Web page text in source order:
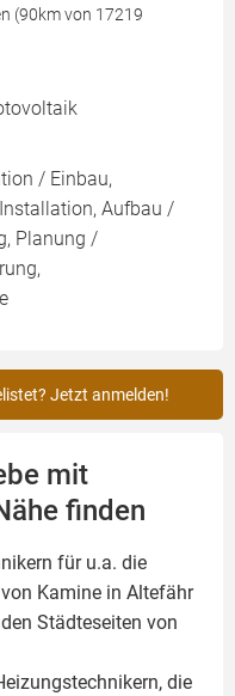
(90km von 17219
/ Einbau,
Aufbau /
Planung /
Jetzt anmelden!
mit
finden
für u.a. die
Kamine in Altefähr
Städteseiten von
die